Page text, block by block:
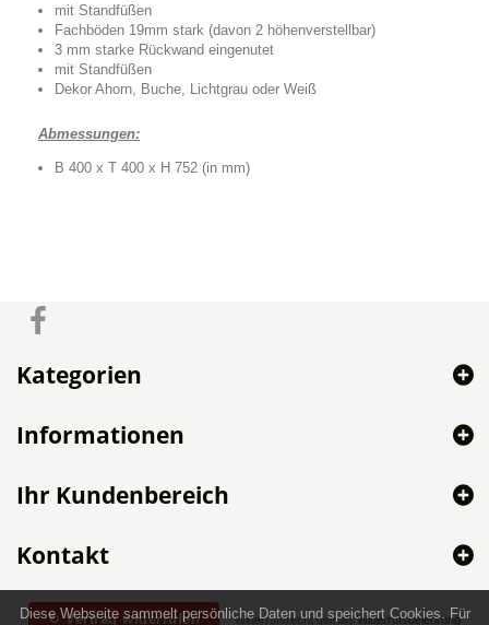
mit Standfüßen
Fachböden 19mm stark (davon 2 höhenverstellbar)
3 mm starke Rückwand eingenutet
mit Standfüßen
Dekor Ahorn, Buche, Lichtgrau oder Weiß
Abmessungen:
B 400 x T 400 x H 752 (in mm)
Kategorien
Informationen
Ihr Kundenbereich
Kontakt
Diese Webseite sammelt persönliche Daten und speichert Cookies. Für
↻ Vertrag widerrufen Widerrufsrecht gemäßWiderrufsbelehrung